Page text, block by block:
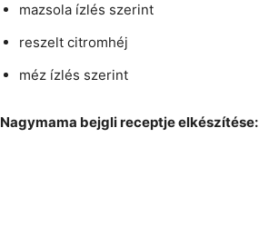
mazsola ízlés szerint
reszelt citromhéj
méz ízlés szerint
Nagymama bejgli receptje elkészítése: